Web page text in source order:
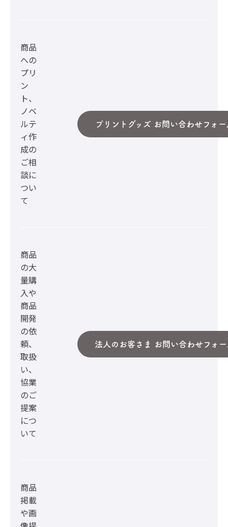
商品
への
プリ
ン
ト、
ノベ
ルテ
ィ作
成の
ご相
談に
つい
て
プリントグッズ お問い合わせフォー
商品
の大
量購
入や
商品
開発
の依
頼、
取扱
い、
協業
のご
提案
につ
いて
法人のお客さま お問い合わせフォー
商品
掲載
や画